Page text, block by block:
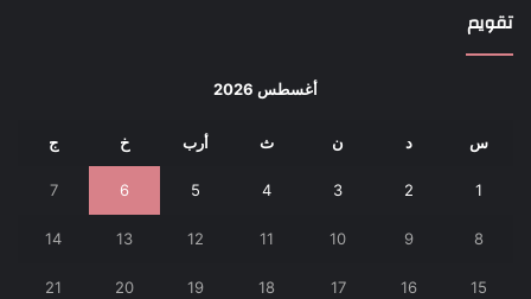
تقويم
أغسطس 2026
س د ن ث أرب خ ج
1
2
3
4
5
6
7
8
9
10
11
12
13
14
15
16
17
18
19
20
21